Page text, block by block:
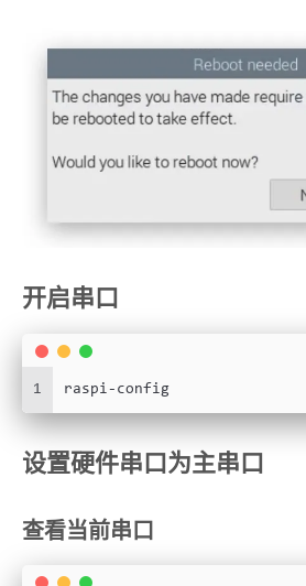
开启串口
1 raspi-config
设置硬件串口为主串口
查看当前串口